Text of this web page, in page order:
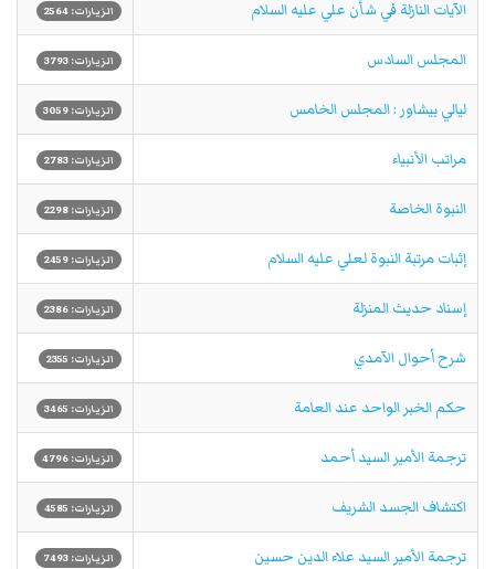
الآيات النازلة في شأن علي عليه السلام الزيارات: 2564
المجلس السادس الزيارات: 3793
ليالي بيشاور : المجلس الخامس الزيارات: 3059
مراتب الأنبياء الزيارات: 2783
النبوة الخاصة الزيارات: 2298
إثبات مرتبة النبوة لعلي عليه السلام الزيارات: 2459
إسناد حديث المنزلة الزيارات: 2386
شرح أحوال الآمدي الزيارات: 2355
حكم الخبر الواحد عند العامة الزيارات: 3465
ترجمة الأمير السيد أحمد الزيارات: 4796
اكتشاف الجسد الشريف الزيارات: 4585
ترجمة الأمير السيد علاء الدين حسين الزيارات: 7493